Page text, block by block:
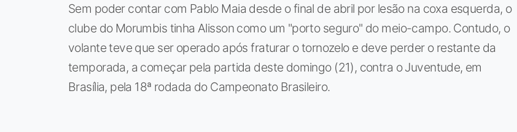
Sem poder contar com Pablo Maia desde o final de abril por lesão na coxa esquerda, o
clube do Morumbis tinha Alisson como um "porto seguro" do meio-campo. Contudo, o
volante teve que ser operado após fraturar o tornozelo e deve perder o restante da
temporada, a começar pela partida deste domingo (21), contra o Juventude, em
Brasília, pela 18ª rodada do Campeonato Brasileiro.